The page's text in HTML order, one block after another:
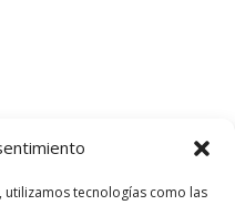
utilizamos tecnologías como las